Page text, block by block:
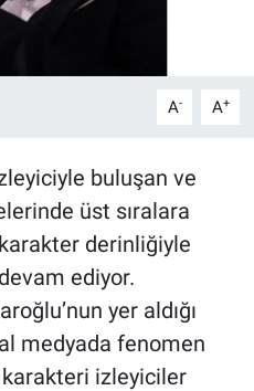
A- A+
buluşan ve
üst sıralara
derinliğiyle
ediyor.
yer aldığı
medyada fenomen
izleyiciler